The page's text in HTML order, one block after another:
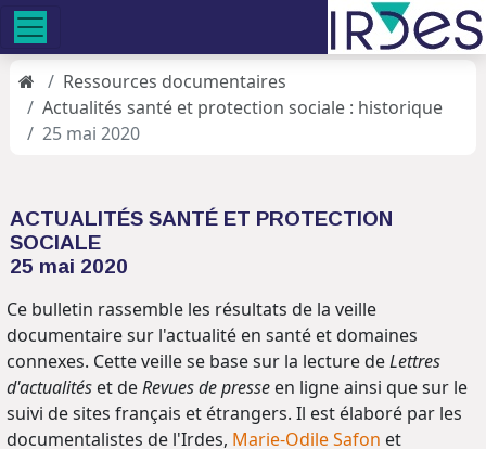
Ressources documentaires
Actualités santé et protection sociale : historique
25 mai 2020
ACTUALITÉS SANTÉ ET PROTECTION
SOCIALE
25 mai 2020
Ce bulletin rassemble les résultats de la veille
documentaire sur l'actualité en santé et domaines
connexes. Cette veille se base sur la lecture deLettres
d'actualités et deRevues de presse en ligne ainsi que sur le
suivi de sites français et étrangers. Il est élaboré par les
documentalistes de l'Irdes, Marie-Odile Safon et